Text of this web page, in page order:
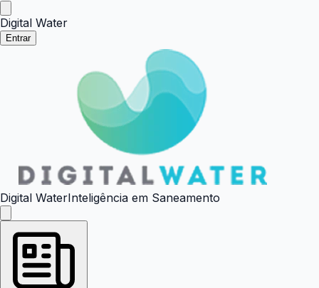
Digital Water
Entrar
Digital WaterInteligência em Saneamento